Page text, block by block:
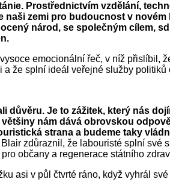
Prostřednictvím vzdělání,
naši zemi pro budoucnost v novém
národ, se společným cílem,
emocionální řeč, v níž přislíbil,
a že splní ideál veřejné služby politiků
důvěru. Je to zážitek, který nás
nám dává obrovskou
strana a budeme taky
Blair zdůraznil, že labouristé splní své
občany a regenerace státního
asi v půl čtvrté ráno, když vyhrál